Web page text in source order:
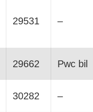
29531 –
29662 Pwc bil
30282 –